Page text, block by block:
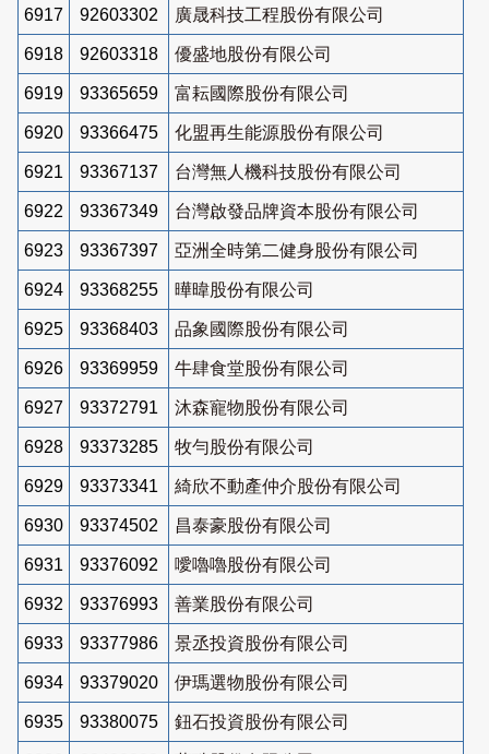
6917 92603302 廣晟科技工程股份有限公司
6918 92603318 優盛地股份有限公司
6919 93365659 富耘國際股份有限公司
6920 93366475 化盟再生能源股份有限公司
6921 93367137 台灣無人機科技股份有限公司
6922 93367349 台灣啟發品牌資本股份有限公司
6923 93367397 亞洲全時第二健身股份有限公司
6924 93368255 曄暐股份有限公司
6925 93368403 品象國際股份有限公司
6926 93369959 牛肆食堂股份有限公司
6927 93372791 沐森寵物股份有限公司
6928 93373285 牧勻股份有限公司
6929 93373341 綺欣不動產仲介股份有限公司
6930 93374502 昌泰豪股份有限公司
6931 93376092 噯嚕嚕股份有限公司
6932 93376993 善業股份有限公司
6933 93377986 景丞投資股份有限公司
6934 93379020 伊瑪選物股份有限公司
6935 93380075 鈕石投資股份有限公司